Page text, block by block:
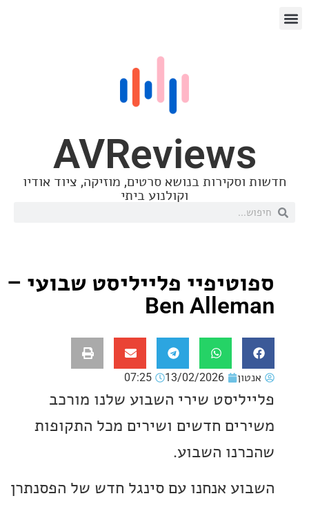
בנושא סרטים, מוזיקה, ציוד אודיו
וקולנוע ביתי
פלייליסט שבועי –
Ben
13/02/2026
07:25
שירי השבוע שלנו מורכב
חדשים ושירים מכל התקופות
השבוע.
אנחנו עם סינגל חדש של הפסנתרן